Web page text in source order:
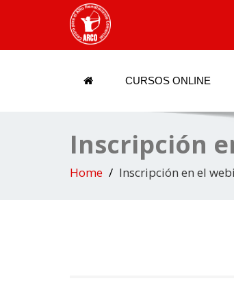
CURSOS ONLINE
Inscripción
Home Inscripción en el